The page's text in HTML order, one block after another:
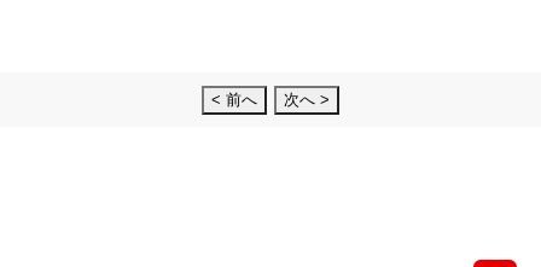
< 前へ 次へ >